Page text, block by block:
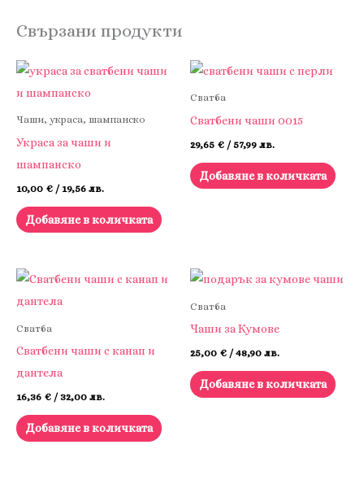
Свързани продукти
Чаши, украса, шампанско
Украса за чаши и
шампанско
10,00 € / 19,56 лв.
Добавяне в количката
Сватба
Сватбени чаши 0015
29,65 € / 57,99 лв.
Добавяне в количката
Сватба
Сватбени чаши с канап и
дантела
16,36 € / 32,00 лв.
Добавяне в количката
Сватба
Чаши за Кумове
25,00 € / 48,90 лв.
Добавяне в количката